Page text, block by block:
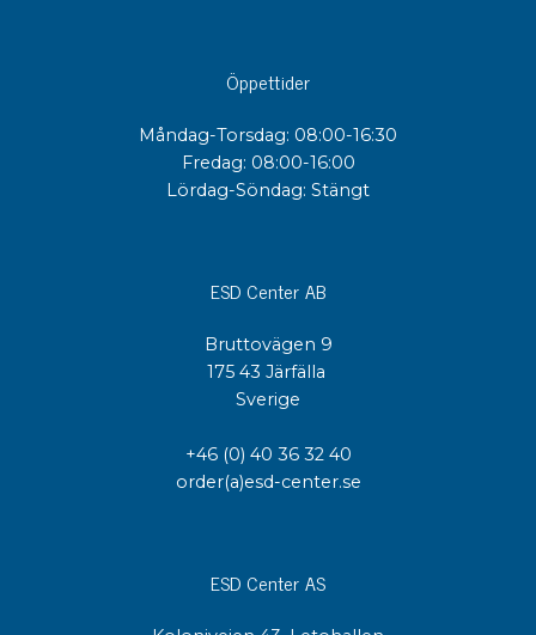
Öppettider
Måndag-Torsdag: 08:00-16:30
Fredag: 08:00-16:00
Lördag-Söndag: Stängt
ESD Center AB
Bruttovägen 9
175 43 Järfälla
Sverige
+46 (0) 40 36 32 40
order(a)esd-center.se
ESD Center AS